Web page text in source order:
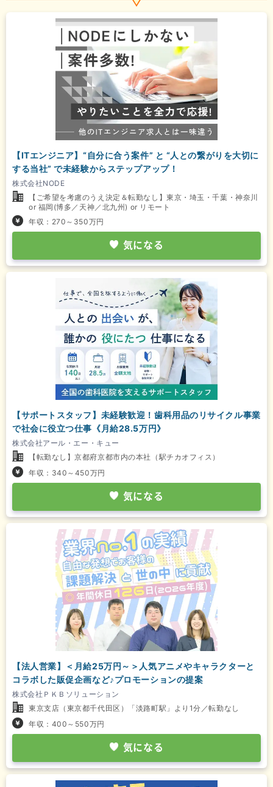
【ITエンジニア】“自分に合う案件” と “人との繋がりを大切に
する当社” で未経験からステップアップ！
株式会社NODE
【ご希望を考慮のうえ決定＆転勤なし】東京・埼玉・千葉・神奈川
or 福岡(博多／天神／北九州) or リモート
年収：270～350万円
気になる
【サポートスタッフ】未経験歓迎！歯科用品のリサイクル事業
で社会に役立つ仕事《月給28.5万円》
株式会社アール・エー・キュー
【転勤なし】京都府京都市内の本社（駅チカオフィス）
年収：340～450万円
気になる
【法人営業】＜月給25万円～＞人気アニメやキャラクターと
コラボした販促企画など♪プロモーションの提案
株式会社ＰＫＢソリューション
東京支店（東京都千代田区）「淡路町駅」より1分／転勤なし
年収：400～550万円
気になる